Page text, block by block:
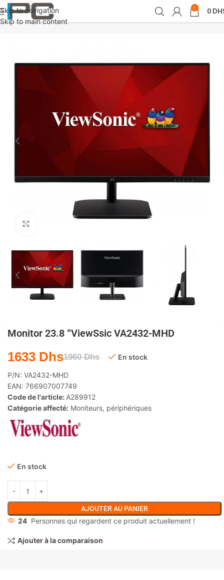
Skip to navigation
Skip to main content
0 0
Accueil périphériques
Monitor 23.8 “ViewSsic VA2432-MHD
1960Dhs
1633 Dhs En stock
P/N: VA2432-MHD
EAN: 766907007749
Code de l'article: A289912
Catégorie affecté: Moniteurs, périphériques
En stock
AJOUTER AU PANIER
24 Personnes qui regardent ce produit actuellement !
Ajouter à la comparaison